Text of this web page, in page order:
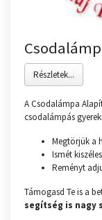
Részletek...
A Csodalámpa
csodalámpás
Megtörjük a
Ismét
Reményt
Támogasd Te is a
segítség is nagy